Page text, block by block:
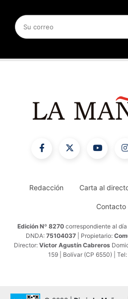
Redacción Carta al
Contacto
Edición Nº 8270 correspondiente al día
DNDA: 75104037 | Propietario:
Director: Victor Agustín Cabreros
159 | Bolívar (CP 6550) |